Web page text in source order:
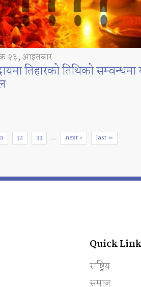
२३, आइतबार
तिहारको तिथिको सम्वन्धमा
32 33 … next › last »
Quick
राष्ट्रिय
समाज